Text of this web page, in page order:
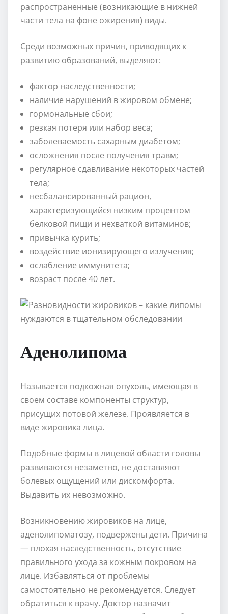
распространенные (возникающие в нижней
части тела на фоне ожирения) виды.
Среди возможных причин, приводящих к
развитию образований, выделяют:
фактор наследственности;
наличие нарушений в жировом обмене;
гормональные сбои;
резкая потеря или набор веса;
заболеваемость сахарным диабетом;
осложнения после получения травм;
регулярное сдавливание некоторых частей
тела;
несбалансированный рацион,
характеризующийся низким процентом
белковой пищи и нехваткой витаминов;
привычка курить;
воздействие ионизирующего излучения;
ослабление иммунитета;
возраст после 40 лет.
Аденолипома
Называется подкожная опухоль, имеющая в
своем составе компоненты структур,
присущих потовой железе. Проявляется в
виде жировика лица.
Подобные формы в лицевой области головы
развиваются незаметно, не доставляют
болевых ощущений или дискомфорта.
Выдавить их невозможно.
Возникновению жировиков на лице,
аденолипоматозу, подвержены дети. Причина
— плохая наследственность, отсутствие
правильного ухода за кожным покровом на
лице. Избавляться от проблемы
самостоятельно не рекомендуется. Следует
обратиться к врачу. Доктор назначит